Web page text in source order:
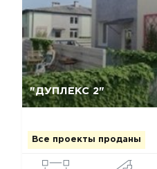
"ДУПЛЕКС 2"
Все проекты проданы
Да, удалить